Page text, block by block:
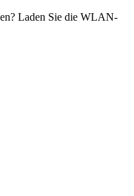
Laden Sie die WLAN-